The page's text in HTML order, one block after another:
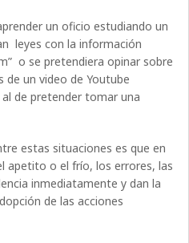
un oficio estudiando un
leyes con la información
o se pretendiera opinar sobre
un video de Youtube
de pretender tomar una
estas situaciones es que en
apetito o el frío, los errores, las
inmediatamente y dan la
de las acciones